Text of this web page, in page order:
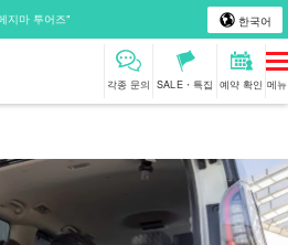
지마 투어즈" 한국어
각종 문의 SALE・특집 예약 확인 메뉴